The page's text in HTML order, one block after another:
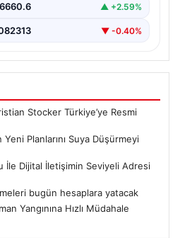
6660.6 ▲ +2.59%
▼ -0.40%
Stocker Türkiye’ye Resmi
Planlarını Suya Düşürmeyi
İle Dijital İletişimin Seviyeli Adresi
bugün hesaplara yatacak
Yangınına Hızlı Müdahale